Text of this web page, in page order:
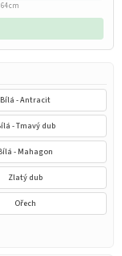
cm
Bílá - Antracit
- Tmavý dub
- Mahagon
Zlatý dub
Ořech